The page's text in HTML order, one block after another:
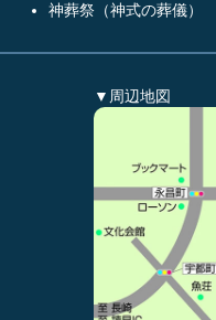
神葬祭（神式の葬儀）
▼周辺地図